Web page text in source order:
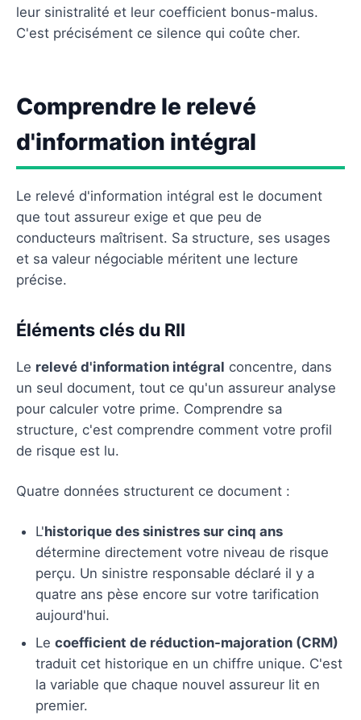
leur sinistralité et leur coefficient bonus-malus.
C'est précisément ce silence qui coûte cher.
Comprendre le relevé
d'information intégral
Le relevé d'information intégral est le document
que tout assureur exige et que peu de
conducteurs maîtrisent. Sa structure, ses usages
et sa valeur négociable méritent une lecture
précise.
Éléments clés du RII
Le relevé d'information intégral concentre, dans
un seul document, tout ce qu'un assureur analyse
pour calculer votre prime. Comprendre sa
structure, c'est comprendre comment votre profil
de risque est lu.
Quatre données structurent ce document :
L'historique des sinistres sur cinq ans
détermine directement votre niveau de risque
perçu. Un sinistre responsable déclaré il y a
quatre ans pèse encore sur votre tarification
aujourd'hui.
Le coefficient de réduction-majoration (CRM)
traduit cet historique en un chiffre unique. C'est
la variable que chaque nouvel assureur lit en
premier.